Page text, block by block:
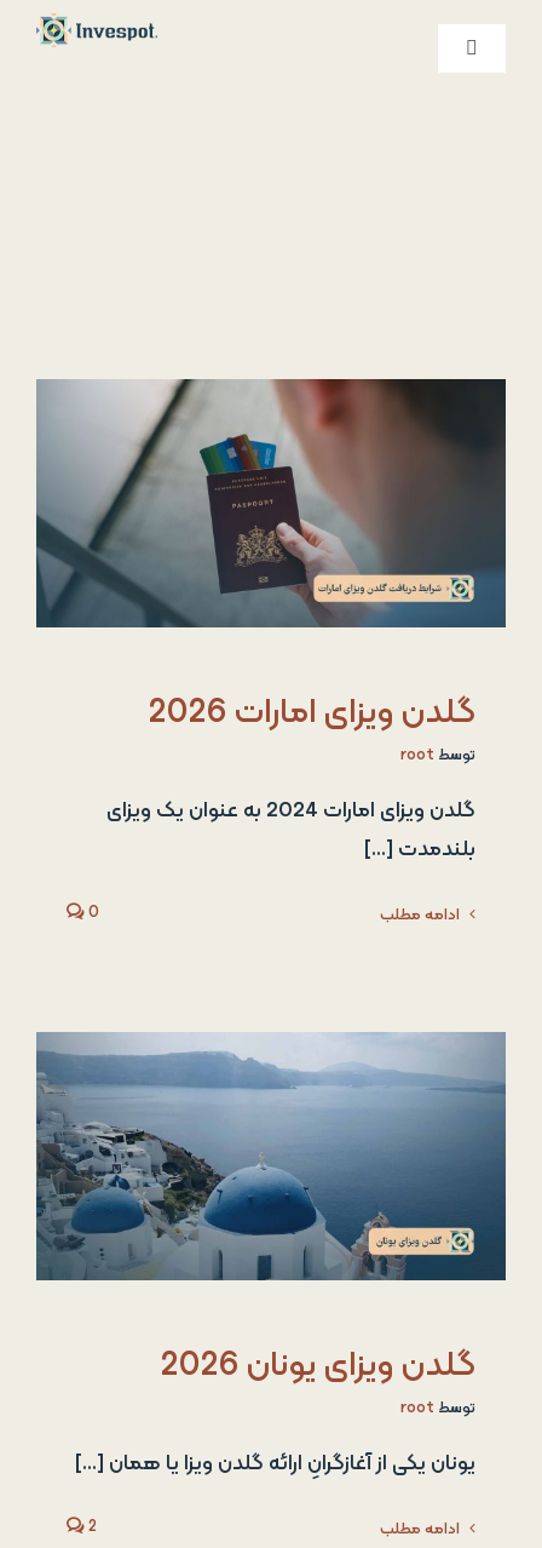
Skip
کنترلر
گلدن ویزای امارات 2026
توسط root
گلدن ویزای امارات 2024 به عنوان یک ویزای
بلندمدت [...]
ادامه مطلب 0
گلدن ویزای یونان 2026
توسط root
یونان یکی از آغازگرانِ ارائه گلدن ویزا یا همان [...]
ادامه مطلب 2